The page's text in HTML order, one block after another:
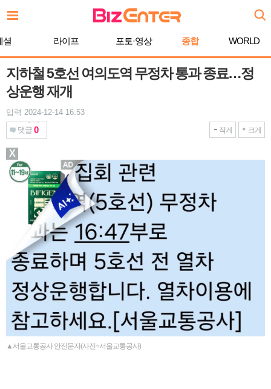
문
로셜 라이프 포토·영상 종합 WORLD
지하철 5호선 여의도역 무정차 통과 종료…정
상운행 재개
입력 2024-12-14 16:53
댓글 0 작게 크게
▲서울교통공사 안전문자(사진=서울교통공사)
X